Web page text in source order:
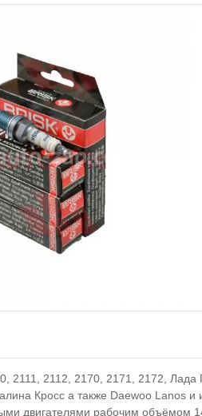
2111, 2112, 2170, 2171, 2172, Лада
Кросс а также Daewoo Lanos и
двигателями рабочим объёмом